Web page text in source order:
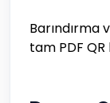
Barındırma
tam PDF